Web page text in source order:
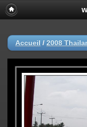
Accueil / 2008